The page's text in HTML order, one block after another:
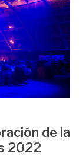
de la
2022